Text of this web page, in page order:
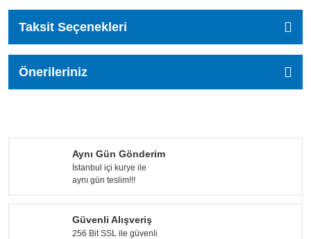
Taksit Seçenekleri
Önerileriniz
Aynı Gün Gönderim
İstanbul içi kurye ile
aynı gün teslim!!!
Güvenli Alışveriş
256 Bit SSL ile güvenli